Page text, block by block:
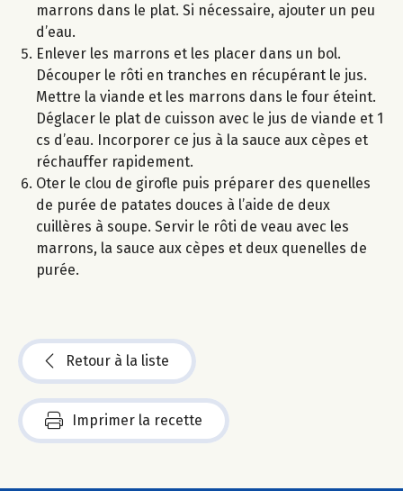
marrons dans le plat. Si nécessaire, ajouter un peu
d’eau.
Enlever les marrons et les placer dans un bol.
Découper le rôti en tranches en récupérant le jus.
Mettre la viande et les marrons dans le four éteint.
Déglacer le plat de cuisson avec le jus de viande et 1
cs d’eau. Incorporer ce jus à la sauce aux cèpes et
réchauffer rapidement.
Oter le clou de girofle puis préparer des quenelles
de purée de patates douces à l’aide de deux
cuillères à soupe. Servir le rôti de veau avec les
marrons, la sauce aux cèpes et deux quenelles de
purée.
Retour à la liste
Imprimer la recette